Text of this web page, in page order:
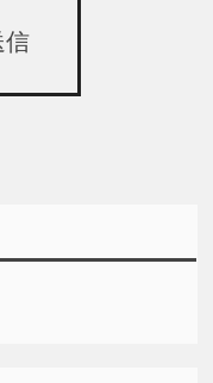
信